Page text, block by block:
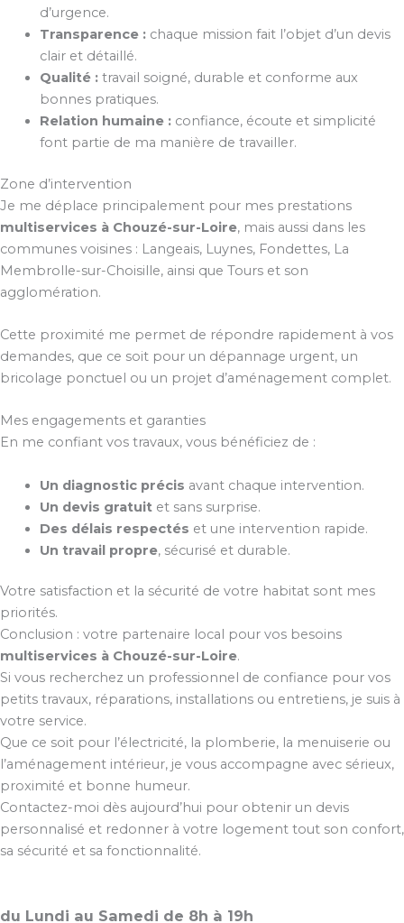
d’urgence.
Transparence :chaque mission fait l’objet d’un devis
clair et détaillé.
Qualité :travail soigné, durable et conforme aux
bonnes pratiques.
Relation humaine :confiance, écoute et simplicité
font partie de ma manière de travailler.
Zone d’intervention
Je me déplace principalement pour mes prestations
multiservices à Chouzé-sur-Loire, mais aussi dans les
communes voisines : Langeais, Luynes, Fondettes, La
Membrolle-sur-Choisille, ainsi que Tours et son
agglomération.
Cette proximité me permet de répondre rapidement à vos
demandes, que ce soit pour un dépannage urgent, un
bricolage ponctuel ou un projet d’aménagement complet.
Mes engagements et garanties
En me confiant vos travaux, vous bénéficiez de :
Un diagnostic précis avant chaque intervention.
Un devis gratuitet sans surprise.
Des délais respectés et une intervention rapide.
Un travail propre, sécurisé et durable.
Votre satisfaction et la sécurité de votre habitat sont mes
priorités.
Conclusion : votre partenaire local pour vos besoins
multiservices à Chouzé-sur-Loire.
Si vous recherchez un professionnel de confiance pour vos
petits travaux, réparations, installations ou entretiens, je suis à
votre service.
Que ce soit pour l’électricité, la plomberie, la menuiserie ou
l’aménagement intérieur, je vous accompagne avec sérieux,
proximité et bonne humeur.
Contactez-moi dès aujourd’hui pour obtenir un devis
personnalisé et redonner à votre logement tout son confort,
sa sécurité et sa fonctionnalité.
du Lundi au Samedi de 8h à 19h